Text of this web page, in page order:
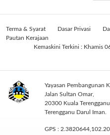
Terma & Syarat Dasar Privasi
Pautan Kerajaan
Kemaskini Terkini : Khamis
Yayasan Pembangunan
Jalan Sultan Omar,
20300 Kuala Terengganu,
Terengganu Darul Iman.
GPS :